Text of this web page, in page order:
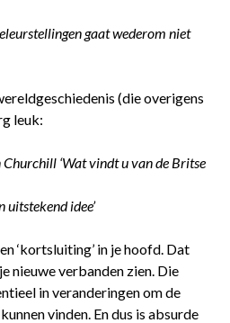
gaat wederom niet
(die overigens
leuk:
‘Wat vindt u van de Britse
idee’
‘kortsluiting’ in je hoofd. Dat
nieuwe verbanden zien. Die
in veranderingen om de
vinden. En dus is absurde